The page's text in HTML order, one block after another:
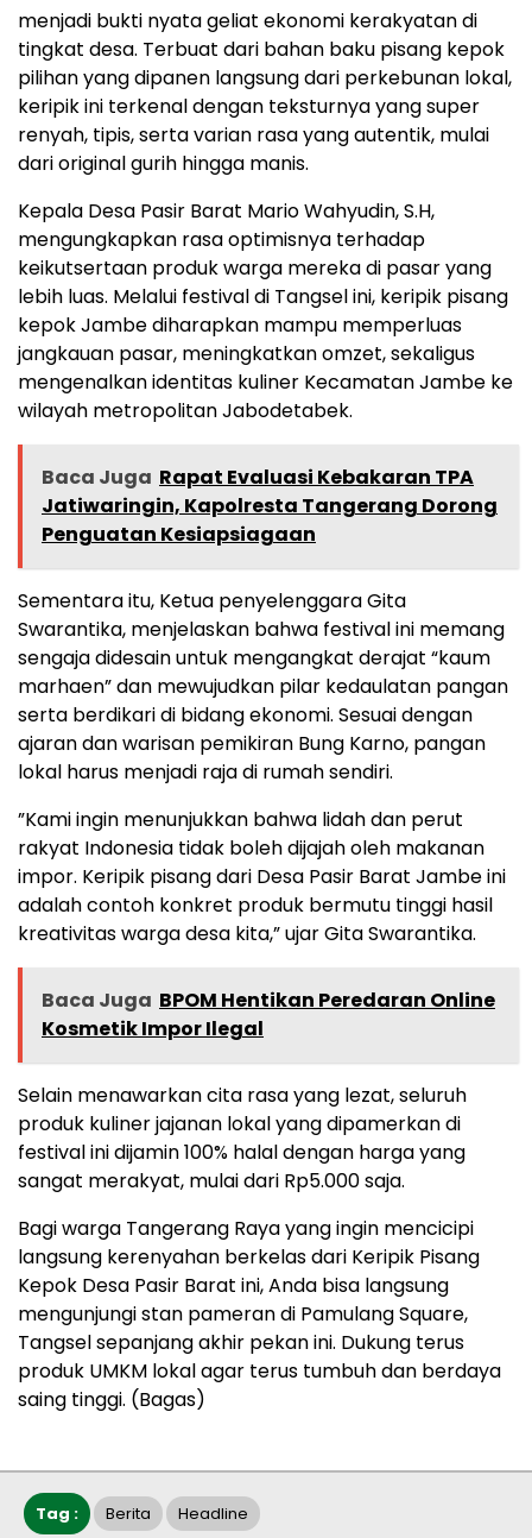
menjadi bukti nyata geliat ekonomi kerakyatan di
tingkat desa. Terbuat dari bahan baku pisang kepok
pilihan yang dipanen langsung dari perkebunan lokal,
keripik ini terkenal dengan teksturnya yang super
renyah, tipis, serta varian rasa yang autentik, mulai
dari original gurih hingga manis.
‎Kepala Desa Pasir Barat Mario Wahyudin, S.H,
mengungkapkan rasa optimisnya terhadap
keikutsertaan produk warga mereka di pasar yang
lebih luas. Melalui festival di Tangsel ini, keripik pisang
kepok Jambe diharapkan mampu memperluas
jangkauan pasar, meningkatkan omzet, sekaligus
mengenalkan identitas kuliner Kecamatan Jambe ke
wilayah metropolitan Jabodetabek.
Baca Juga Rapat Evaluasi Kebakaran TPA
Jatiwaringin, Kapolresta Tangerang Dorong
Penguatan Kesiapsiagaan
‎Sementara itu, Ketua penyelenggara Gita
Swarantika, menjelaskan bahwa festival ini memang
sengaja didesain untuk mengangkat derajat “kaum
marhaen” dan mewujudkan pilar kedaulatan pangan
serta berdikari di bidang ekonomi. Sesuai dengan
ajaran dan warisan pemikiran Bung Karno, pangan
lokal harus menjadi raja di rumah sendiri.
‎”Kami ingin menunjukkan bahwa lidah dan perut
rakyat Indonesia tidak boleh dijajah oleh makanan
impor. Keripik pisang dari Desa Pasir Barat Jambe ini
adalah contoh konkret produk bermutu tinggi hasil
kreativitas warga desa kita,” ujar Gita Swarantika.
Baca Juga BPOM Hentikan Peredaran Online
Kosmetik Impor Ilegal
‎Selain menawarkan cita rasa yang lezat, seluruh
produk kuliner jajanan lokal yang dipamerkan di
festival ini dijamin 100% halal dengan harga yang
sangat merakyat, mulai dari Rp5.000 saja.
‎Bagi warga Tangerang Raya yang ingin mencicipi
langsung kerenyahan berkelas dari Keripik Pisang
Kepok Desa Pasir Barat ini, Anda bisa langsung
mengunjungi stan pameran di Pamulang Square,
Tangsel sepanjang akhir pekan ini. Dukung terus
produk UMKM lokal agar terus tumbuh dan berdaya
saing tinggi. (Bagas)
Tag : Berita Headline